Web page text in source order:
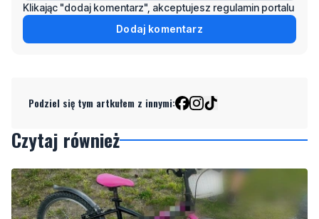
Klikając "dodaj komentarz", akceptujesz regulamin portalu
Dodaj komentarz
Podziel się tym artkułem z innymi:
Czytaj również